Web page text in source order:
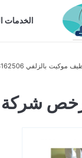
الخدمات
بالزلفي 0503162506
شركة